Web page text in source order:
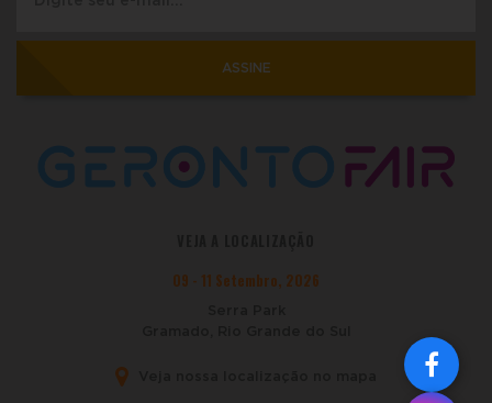
ASSINE
09 - 11 Setembro, 2026